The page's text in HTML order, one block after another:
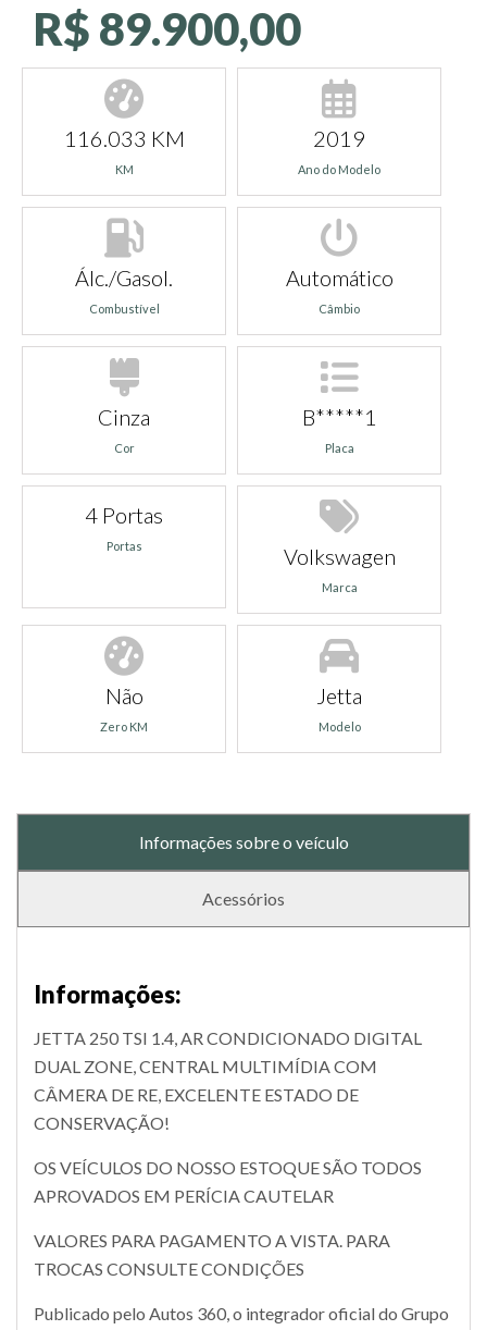
R$ 89.900,00
116.033 KM
KM
2019
Ano do Modelo
Álc./Gasol.
Combustível
Automático
Câmbio
Cinza
Cor
B*****1
Placa
4 Portas
Portas Volkswagen
Marca
Não
Zero KM
Jetta
Modelo
Informações sobre o veículo
Acessórios
Informações:
JETTA 250 TSI 1.4, AR CONDICIONADO DIGITAL
DUAL ZONE, CENTRAL MULTIMÍDIA COM
CÂMERA DE RE, EXCELENTE ESTADO DE
CONSERVAÇÃO!
OS VEÍCULOS DO NOSSO ESTOQUE SÃO TODOS
APROVADOS EM PERÍCIA CAUTELAR
VALORES PARA PAGAMENTO A VISTA. PARA
TROCAS CONSULTE CONDIÇÕES
Publicado pelo Autos 360, o integrador oficial do Grupo